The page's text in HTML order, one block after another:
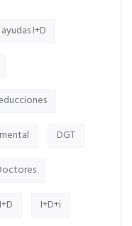
ayudas I+D
DGT
I+D I+D+i